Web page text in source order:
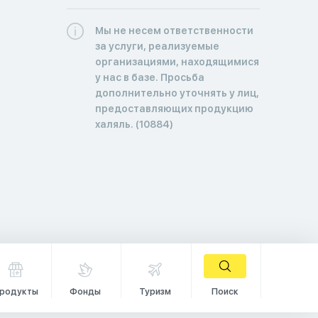
Мы не несем ответственности
за услуги, реализуемые
организациями, находящимися
у нас в базе. Просьба
дополнительно уточнять у лиц,
предоставляющих продукцию
халяль. (10884)
Фонды Туризм Поиск